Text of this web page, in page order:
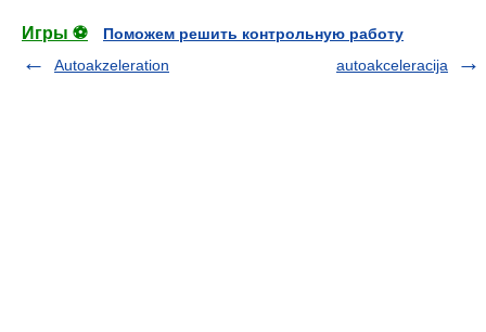
Игры ⚽
Поможем решить контрольную работу
Autoakzeleration
autoakceleracija